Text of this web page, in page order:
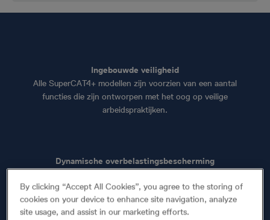
Ingebouwde veiligheid
Alle SuperCAT4+ modellen zijn voorzien van een aantal
functies die zijn ontworpen met het oog op veilige
arbeidspraktijken.
Dynamische overbelastingsbescherming
substations en in de buurt van hoogspanningskabels,
kunnen gevoelige elektronica overbelasten. Dynamische
overbelastingbescherming filtert deze ruis uit, waardoor
By clicking “Accept All Cookies”, you agree to the storing of
cookies on your device to enhance site navigation, analyze
site usage, and assist in our marketing efforts.